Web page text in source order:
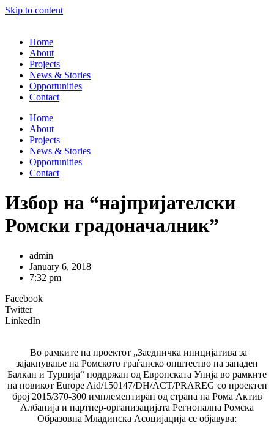
Skip to content
Home
About
Projects
News & Stories
Opportunities
Contact
Home
About
Projects
News & Stories
Opportunities
Contact
Избор на “најпријателски
Ромски градоначалник”
admin
January 6, 2018
7:32 pm
Facebook
Twitter
LinkedIn
Во рамките на проектот „Заедничка иницијатива за
зајакнување на Ромското граѓанско општество на западен
Балкан и Турција“ поддржан од Европската Унија во рамките
на повикот Europe Aid/150147/DH/ACT/PRAREG со проектен
број 2015/370-300 имплементиран од страна на Рома Актив
Албанија и партнер-организацијата Регионална Ромска
Образовна Младинска Асоцијација се објавува: